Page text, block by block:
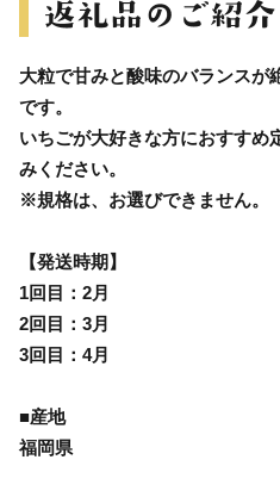
大粒で甘みと酸味のバランスが
です。
いちごが大好きな方におすすめ
みください。
※規格は、お選びできません。
【発送時期】
1回目：2月
2回目：3月
3回目：4月
■産地
福岡県